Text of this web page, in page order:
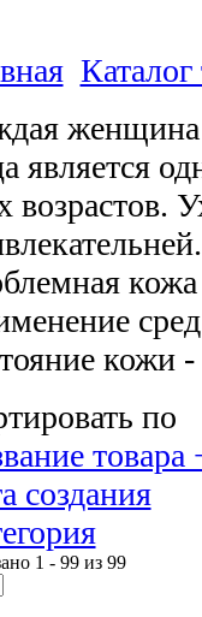
Каталог
женщина
является
возрастов.
кожи
по
товара
создания
1 - 99 из 99